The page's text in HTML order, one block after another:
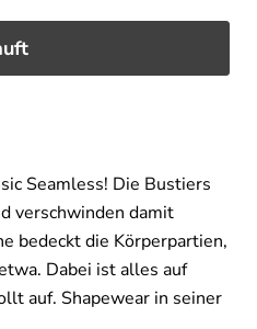
Seamless! Die Bustiers
verschwinden damit
bedeckt die Körperpartien,
Dabei ist alles auf
auf. Shapewear in seiner